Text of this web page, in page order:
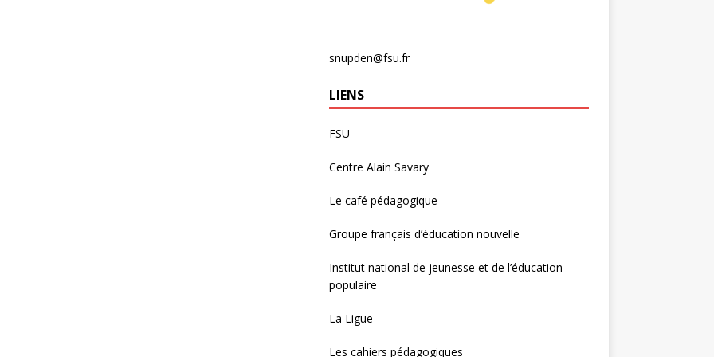
snupden@fsu.fr
LIENS
FSU
Centre Alain Savary
Le café pédagogique
Groupe français d’éducation nouvelle
Institut national de jeunesse et de l’éducation
populaire
La Ligue
Les cahiers pédagogiques